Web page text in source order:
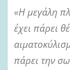
«Η μεγάλη
έχει πάρει
πάρει την